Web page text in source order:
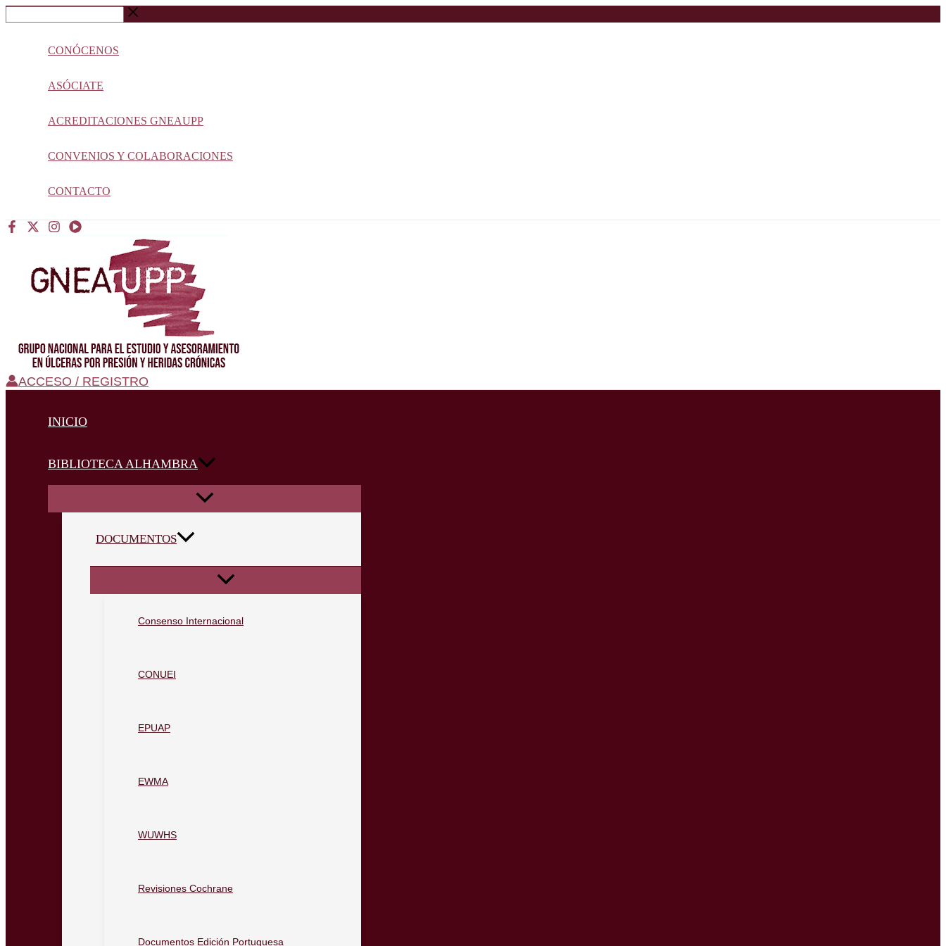
Ir
al
Buscar
…
CONÓCENOS
ASÓCIATE
ACREDITACIONES GNEAUPP
CONVENIOS Y COLABORACIONES
CONTACTO
ACCESO / REGISTRO
INICIO
BIBLIOTECA ALHAMBRA
DOCUMENTOS
Consenso Internacional
CONUEI
EPUAP
EWMA
WUWHS
Revisiones Cochrane
Documentos Edición Portuguesa